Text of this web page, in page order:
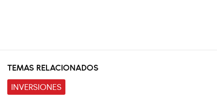
TEMAS RELACIONADOS
INVERSIONES